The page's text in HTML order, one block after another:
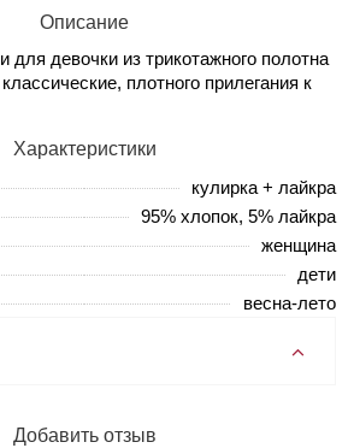
Описание
для девочки из трикотажного полотна
плотного прилегания к
Характеристики
кулирка + лайкра
95% хлопок, 5% лайкра
женщина
дети
весна-лето
Добавить отзыв